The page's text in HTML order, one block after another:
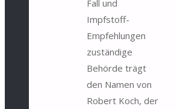
Fall und
Impfstoff-
Empfehlungen
zuständige
Behörde trägt
den Namen von
Robert Koch, der